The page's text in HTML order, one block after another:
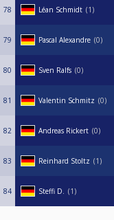
78 Léan Schmidt 1
79 Pascal Alexandre 0
80 Sven Ralfs 0
81 Valentin Schmitz 0
82 Andreas Rickert 0
83 Reinhard Stoltz 1
84 Steffi D. 1